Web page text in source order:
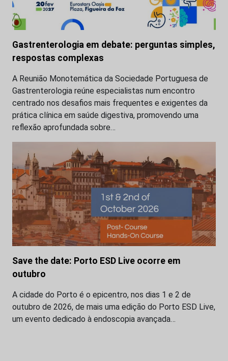
Gastrenterologia em debate: perguntas simples,
respostas complexas
A Reunião Monotemática da Sociedade Portuguesa de
Gastrenterologia reúne especialistas num encontro
centrado nos desafios mais frequentes e exigentes da
prática clínica em saúde digestiva, promovendo uma
reflexão aprofundada sobre…
Save the date: Porto ESD Live ocorre em
outubro
A cidade do Porto é o epicentro, nos dias 1 e 2 de
outubro de 2026, de mais uma edição do Porto ESD Live,
um evento dedicado à endoscopia avançada…